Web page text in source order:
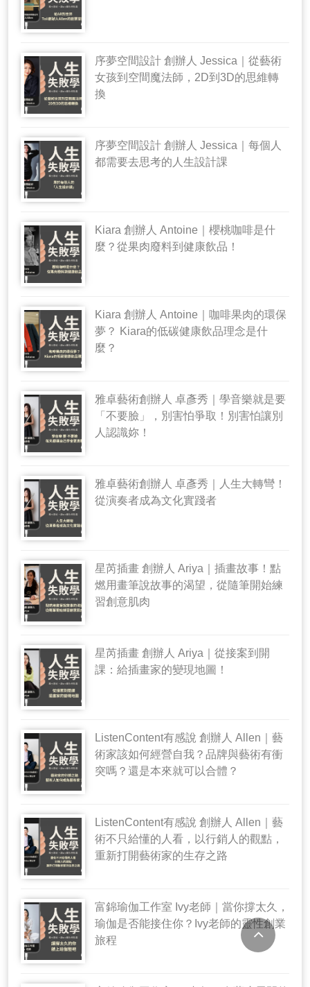
序夢空間設計 創辦人 Jessica｜從藝術
女孩到空間魔法師，2D到3D的思維轉
換
序夢空間設計 創辦人 Jessica｜每個人
都需要去思考的人生設計課
Kiara 創辦人 Antoine｜櫻桃咖啡是什
麼？從果肉廢料到健康飲品！
Kiara 創辦人 Antoine｜咖啡果肉的環保
夢？ Kiara的低碳健康飲品理念是什
麼？
雅卓藝術創辦人 卓彥秀｜學音樂就是要
「不要臉」，別害怕爭取！別害怕讓別
人認識妳！
雅卓藝術創辦人 卓彥秀｜人生大轉彎！
從演奏者成為文化實踐者
星芮插畫 創辦人 Ariya｜插畫故事！點
燃用畫筆說故事的渴望，從隨筆開始練
習創意肌肉
星芮插畫 創辦人 Ariya｜從接案到開
課：給插畫家的變現地圖！
ListenContent有感說 創辦人 Allen｜藝
術家該如何經營自我？品牌與藝術有衝
突嗎？還是本來就可以合體？
ListenContent有感說 創辦人 Allen｜藝
術不只給懂的人看，以行銷人的觀點，
重新打開藝術家的生存之路
富錦瑜伽工作室 Ivy老師｜當你撐太久，
瑜伽是否能接住你？Ivy老師的靈性創業
旅程